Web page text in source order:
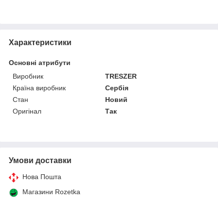
Характеристики
Основні атрибути
Виробник
TRESZER
Країна виробник
Сербія
Стан
Новий
Оригінал
Так
Умови доставки
Нова Пошта
Магазини Rozetka